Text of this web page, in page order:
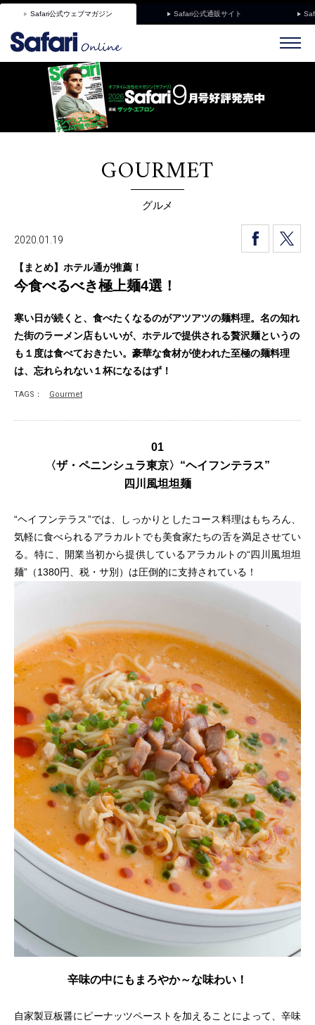
Safari公式ウェブマガジン Safari公式通販サイト
GOURMET
グルメ
2020.01.19
【まとめ】ホテル通が推薦！
今食べるべき極上麺4選！
寒い日が続くと、食べたくなるのがアツアツの麺料理。名の知れ
た街のラーメン店もいいが、ホテルで提供される贅沢麺というの
も１度は食べておきたい。豪華な食材が使われた至極の麺料理
は、忘れられない１杯になるはず！
TAGS： Gourmet
01
〈ザ・ペニンシュラ東京〉“ヘイフンテラス”
四川風坦坦麺
“ヘイフンテラス”では、しっかりとしたコース料理はもちろん、
気軽に食べられるアラカルトでも美食家たちの舌を満足させてい
る。特に、開業当初から提供しているアラカルトの“四川風坦坦
麺”（1380円、税・サ別）は圧倒的に支持されている！
辛味の中にもまろやか～な味わい！
自家製豆板醤にピーナッツペーストを加えることによって、辛味